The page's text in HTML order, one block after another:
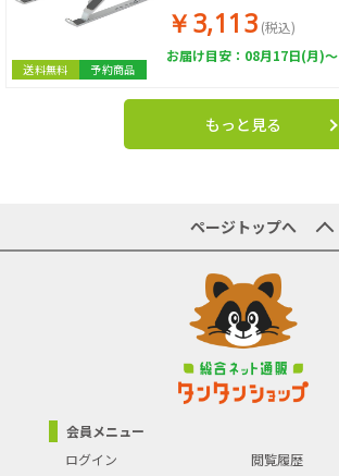
送料無料 予約商品
￥3,113 (税込)
お届け目安：08月17日(月)～
もっと見る
ページトップへ
会員メニュー
ログイン
閲覧履歴